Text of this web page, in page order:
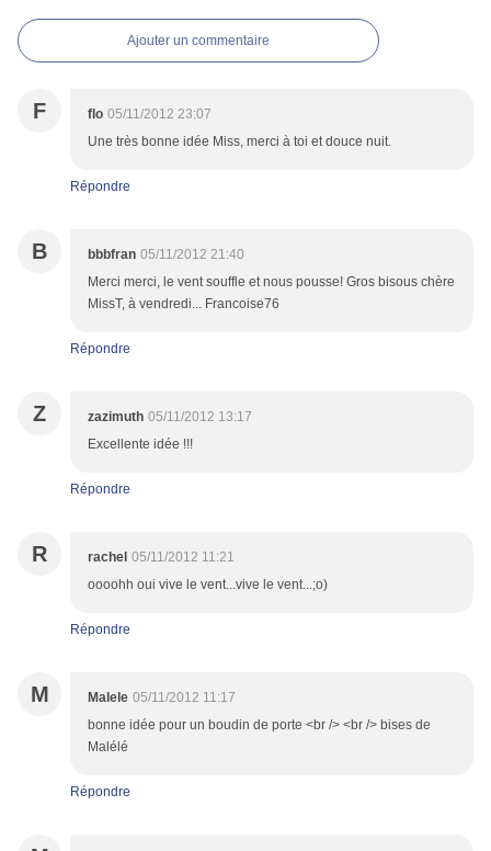
Ajouter un commentaire
F flo 05/11/2012 23:07
Une très bonne idée Miss, merci à toi et douce nuit.
Répondre
B bbbfran 05/11/2012 21:40
Merci merci, le vent souffle et nous pousse! Gros bisous chère
MissT, à vendredi... Francoise76
Répondre
Z zazimuth 05/11/2012 13:17
Excellente idée !!!
Répondre
R rachel 05/11/2012 11:21
oooohh oui vive le vent...vive le vent...;o)
Répondre
M Malele 05/11/2012 11:17
bonne idée pour un boudin de porte <br /> <br /> bises de
Malélé
Répondre